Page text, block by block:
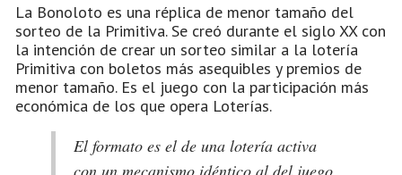
La Bonoloto es una réplica de menor tamaño del
sorteo de la Primitiva. Se creó durante el siglo XX con
la intención de crear un sorteo similar a la lotería
Primitiva con boletos más asequibles y premios de
menor tamaño. Es el juego con la participación más
económica de los que opera Loterías.
El formato es el de una lotería activa
con un mecanismo idéntico al del juego